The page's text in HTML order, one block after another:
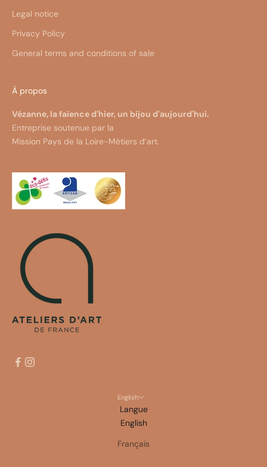
Legal notice
Privacy Policy
General terms and conditions of sale
À propos
Vézanne, la faïence d'hier, un bijou d'aujourd'hui.
Entreprise soutenue par la
Mission Pays de la Loire-Métiers d’art.
English
Langue
English
Français